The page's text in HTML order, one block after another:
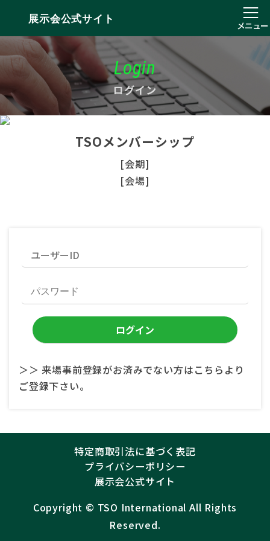
展示会公式サイト
メニュー
Login
ログイン
TSOメンバーシップ
[会期]
[会場]
＞＞ 来場事前登録がお済みでない方はこちらより
ご登録下さい。
特定商取引法に基づく表記
プライバシーポリシー
展示会公式サイト
Copyright ©︎ TSO International All Rights
Reserved.